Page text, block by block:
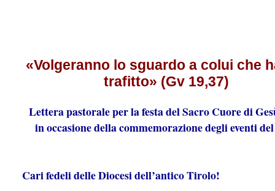
«Volgeranno lo sguardo a colui che
trafitto» (Gv 19,37)
Lettera pastorale per la festa del Sacro Cuore di
in occasione della commemorazione degli eventi
Cari fedeli delle Diocesi dell’antico Tirolo!